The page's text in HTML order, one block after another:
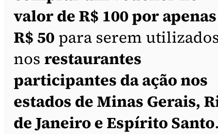
valor de R$ 100 por apenas
R$ 50 para serem
nos restaurantes
participantes da ação nos
estados de Minas Gerais,
de Janeiro e Espírito Santo